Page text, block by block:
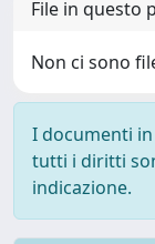
File in questo
Non ci sono
I documenti
tutti i diritti
indicazione.